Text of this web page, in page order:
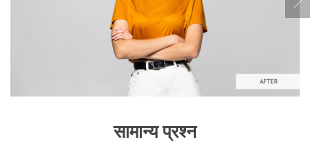
सामान्य प्रश्न